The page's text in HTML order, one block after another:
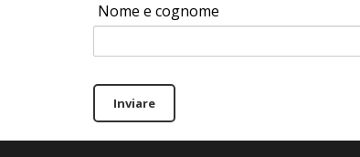
Nome e cognome
Inviare